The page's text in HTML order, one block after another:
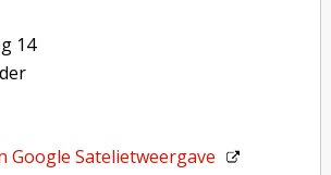
14
Google Satelietweergave